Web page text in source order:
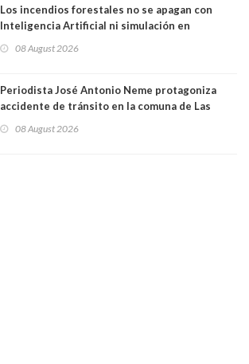
Los incendios forestales no se apagan con
Inteligencia Artificial ni simulación en
Magister en Asentamientos Humanos PUC
08 August 2026
Periodista José Antonio Neme protagoniza
accidente de tránsito en la comuna de Las
08 August 2026